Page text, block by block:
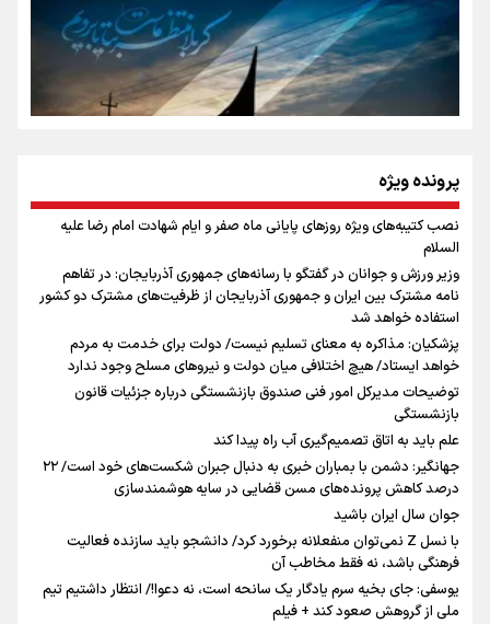
روایت ایران از کنار مردم
جمله‌ای که بغض چهارماهه را شکست؛ «آهای مردم، آقا از
تهران رفتند»
سه حسرتی که به دلم ماند
اینفو برنا / توصیه‌هایی طلایی برای پیاده روی اربعین
اینفو برنا / جدول کامل فاصله مرز شلمچه تا شهرهای زیارتی
عراق
پرونده ویژه
نصب کتیبه‌های ویژه روزهای پایانی ماه صفر و ایام شهادت امام رضا علیه
السلام
وزیر ورزش و جوانان در گفتگو با رسانه‌های جمهوری آذربایجان: در تفاهم
نامه مشترک بین ایران و جمهوری آذربایجان از ظرفیت‌های مشترک دو کشور
استفاده خواهد شد
پزشکیان: مذاکره به معنای تسلیم نیست/ دولت برای خدمت به مردم
خواهد ایستاد/ هیچ اختلافی میان دولت و نیروهای مسلح وجود ندارد
توضیحات مدیرکل امور فنی صندوق بازنشستگی درباره جزئیات قانون
بازنشستگی
علم باید به اتاق تصمیم‌گیری آب راه پیدا کند
جهانگیر: دشمن با بمباران خبری به دنبال جبران شکست‌های خود است/ ۲۲
درصد کاهش پرونده‌های مسن قضایی در سایه هوشمندسازی
جوان سال ایران باشید
با نسل Z نمی‌توان منفعلانه برخورد کرد/ دانشجو باید سازنده فعالیت
فرهنگی باشد، نه فقط مخاطب آن
یوسفی: جای بخیه سرم یادگار یک سانحه است، نه دعوا!/ انتظار داشتیم تیم
ملی از گروهش صعود کند + فیلم